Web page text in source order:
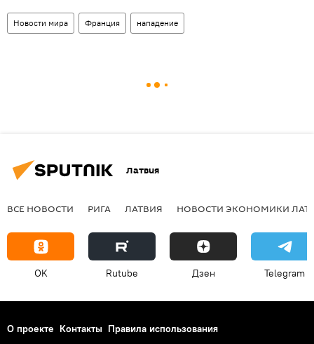
Новости мира Франция нападение
Латвия
ВСЕ НОВОСТИ РИГА ЛАТВИЯ НОВОСТИ ЭКОНОМИКИ
OK Rutube Дзен Telegram
О проекте Контакты Правила использования